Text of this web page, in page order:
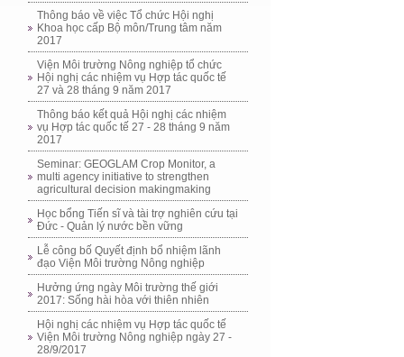
Thông báo về việc Tổ chức Hội nghị
Khoa học cấp Bộ môn/Trung tâm năm
2017
Viện Môi trường Nông nghiệp tổ chức
Hội nghị các nhiệm vụ Hợp tác quốc tế
27 và 28 tháng 9 năm 2017
Thông báo kết quả Hội nghị các nhiệm
vụ Hợp tác quốc tế 27 - 28 tháng 9 năm
2017
Seminar: GEOGLAM Crop Monitor, a
multi agency initiative to strengthen
agricultural decision makingmaking
Học bổng Tiến sĩ và tài trợ nghiên cứu tại
Đức - Quản lý nước bền vững
Lễ công bố Quyết định bổ nhiệm lãnh
đạo Viện Môi trường Nông nghiệp
Hưởng ứng ngày Môi trường thế giới
2017: Sống hài hòa với thiên nhiên
Hội nghị các nhiệm vụ Hợp tác quốc tế
Viện Môi trường Nông nghiệp ngày 27 -
28/9/2017